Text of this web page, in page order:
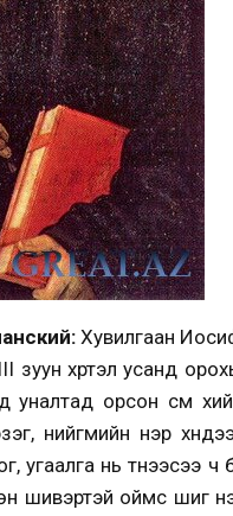
Хувилгаан
хүртэл усанд
орсон сүм
нийгмийн нэр
угаалга нь түүнээсээ
шивэртэй оймс шиг